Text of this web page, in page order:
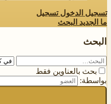
تسجيل الدخول تسجيل
ما الجديد البحث
البحث
بحث بالعناوين فقط
بواسطة: